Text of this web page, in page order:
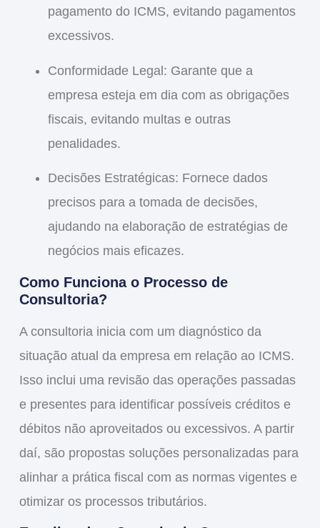
pagamento do ICMS, evitando pagamentos
excessivos.
Conformidade Legal: Garante que a
empresa esteja em dia com as obrigações
fiscais, evitando multas e outras
penalidades.
Decisões Estratégicas: Fornece dados
precisos para a tomada de decisões,
ajudando na elaboração de estratégias de
negócios mais eficazes.
Como Funciona o Processo de
Consultoria?
A consultoria inicia com um diagnóstico da
situação atual da empresa em relação ao ICMS.
Isso inclui uma revisão das operações passadas
e presentes para identificar possíveis créditos e
débitos não aproveitados ou excessivos. A partir
daí, são propostas soluções personalizadas para
alinhar a prática fiscal com as normas vigentes e
otimizar os processos tributários.